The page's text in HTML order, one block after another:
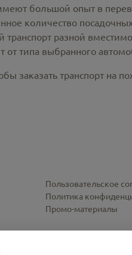
большой опыт в
количество
разной
от типа выбранного
заказать транспорт на
Пользовательское
Политика
Промо-материалы